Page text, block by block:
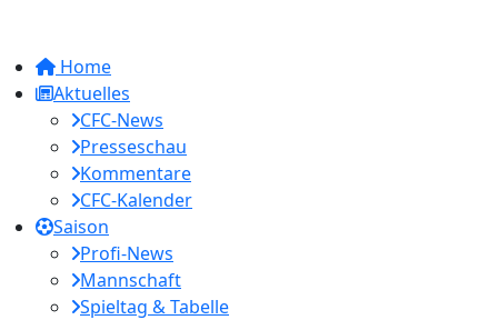
Home
Aktuelles
CFC-News
Presseschau
Kommentare
CFC-Kalender
Saison
Profi-News
Mannschaft
Spieltag & Tabelle